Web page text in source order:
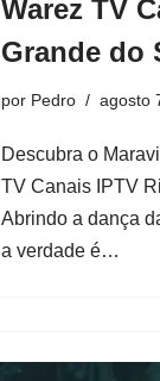
Warez TV
Grande do
por Pedro agosto
Descubra o
TV Canais IPTV
Abrindo a dança
a verdade é…